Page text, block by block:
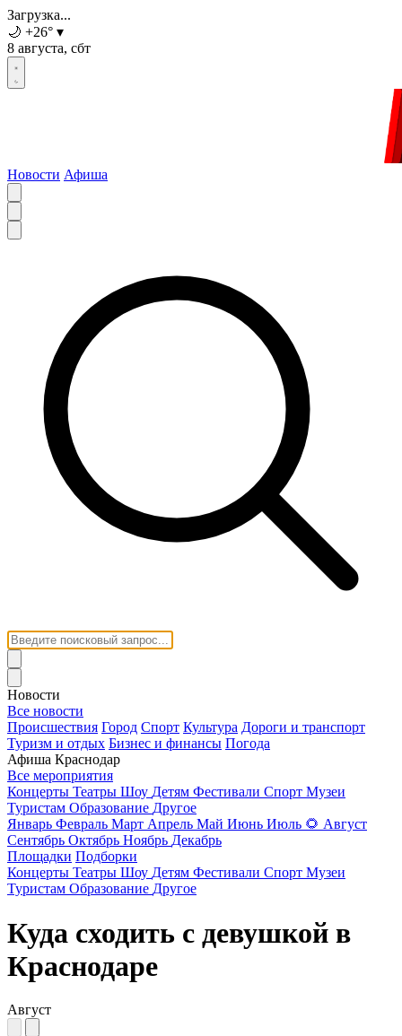
Загрузка...
🌙 +26° ▾
8 августа, сбт
Новости Афиша
Новости
Все новости
Происшествия Город Спорт Культура Дороги и транспорт
Туризм и отдых Бизнес и финансы Погода
Афиша Краснодар
Все мероприятия
Концерты Театры Шоу Детям Фестивали Спорт Музеи
Туристам Образование Другое
Январь Февраль Март Апрель Май Июнь Июль 🌻 Август
Сентябрь Октябрь Ноябрь Декабрь
Площадки Подборки
Концерты Театры Шоу Детям Фестивали Спорт Музеи
Туристам Образование Другое
Куда сходить с девушкой в
Краснодаре
Август